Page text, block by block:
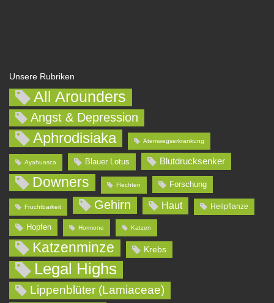
Unsere Rubriken
All Arounders
Angst & Depression
Aphrodisiaka Atemwegserkrankung
Ayahuasca Blauer Lotus Blutdrucksenker
Downers Flechten Forschung
Fruchtbarkeit Gehirn Haut Heilpflanze
Hopfen Hormone Katzen
Katzenminze Krebs
Legal Highs
Lippenblüter (Lamiaceae)